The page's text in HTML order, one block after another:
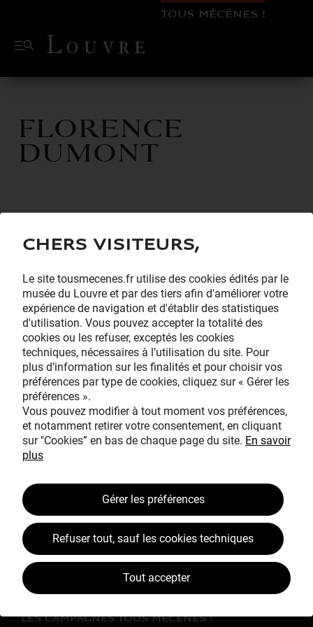
TOUS MÉCÈNES !
Florence
Dumont
Avec le mécénat
exceptionnel de
TOUS MÉCÈNES !
L’ŒUVRE À LA LOUPE
JEAN SIMEON CHARDIN
VOS CONTREPARTIES
ACTUALITÉS
LES CAMPAGNES TOUS MÉCÈNES !
Chers visiteurs,
Le site tousmecenes.fr utilise des cookies édités par le
musée du Louvre et par des tiers afin d'améliorer votre
expérience de navigation et d'établir des statistiques
d'utilisation. Vous pouvez accepter la totalité des
cookies ou les refuser, exceptés les cookies
techniques, nécessaires à l’utilisation du site. Pour
plus d’information sur les finalités et pour choisir vos
préférences par type de cookies, cliquez sur « Gérer les
préférences ».
Vous pouvez modifier à tout moment vos préférences,
et notamment retirer votre consentement, en cliquant
sur "Cookies” en bas de chaque page du site. En savoir
plus
Gérer les préférences
Refuser tout, sauf les cookies techniques
Tout accepter